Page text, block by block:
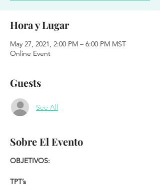
Hora y Lugar
May 27, 2021, 2:00 PM – 6:00 PM MST
Online Event
Guests
See All
Sobre El Evento
OBJETIVOS:
TPT’s